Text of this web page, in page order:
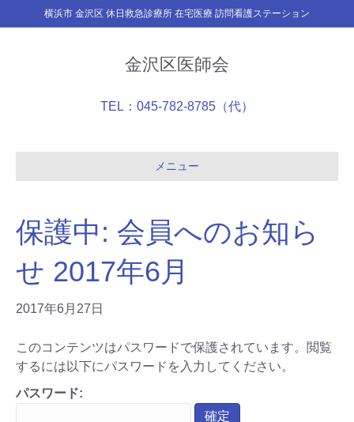
横浜市 金沢区 休日救急診療所 在宅医療 訪問看護ステーション
金沢区医師会
TEL：045-782-8785（代）
メニュー
保護中: 会員へのお知ら
せ 2017年6月
2017年6月27日
このコンテンツはパスワードで保護されています。閲覧
するには以下にパスワードを入力してください。
パスワード: